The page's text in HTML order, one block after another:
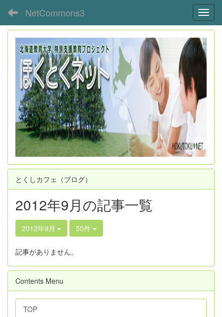
NetCommons3
とくしカフェ（ブログ）
2012年9月の記事一覧
2012年9月 50件
記事がありません。
Contents Menu
TOP